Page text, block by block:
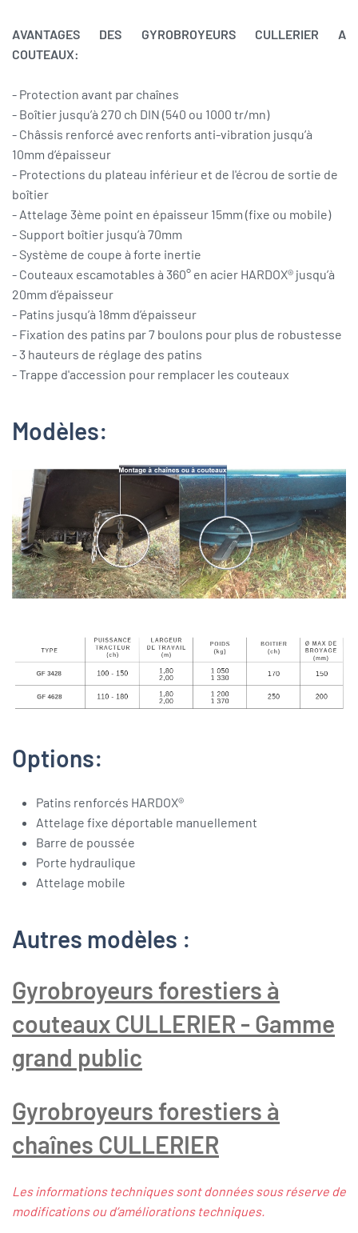
AVANTAGES DES GYROBROYEURS CULLERIER A
COUTEAUX:
- Protection avant par chaînes
- Boîtier jusqu’à 270 ch DIN (540 ou 1000 tr/mn)
- Châssis renforcé avec renforts anti-vibration jusqu’à
10mm d’épaisseur
- Protections du plateau inférieur et de l'écrou de sortie de
boîtier
- Attelage 3ème point en épaisseur 15mm (fixe ou mobile)
- Support boîtier jusqu’à 70mm
- Système de coupe à forte inertie
- Couteaux escamotables à 360° en acier HARDOX® jusqu’à
20mm d’épaisseur
- Patins jusqu’à 18mm d’épaisseur
- Fixation des patins par 7 boulons pour plus de robustesse
- 3 hauteurs de réglage des patins
- Trappe d'accession pour remplacer les couteaux
Modèles:
Options:
Patins renforcés HARDOX®
Attelage fixe déportable manuellement
Barre de poussée
Porte hydraulique
Attelage mobile
Autres modèles :
Gyrobroyeurs forestiers à
couteaux CULLERIER - Gamme
grand public
Gyrobroyeurs forestiers à
chaînes CULLERIER
Les informations techniques sont données sous réserve de
modifications ou d’améliorations techniques.